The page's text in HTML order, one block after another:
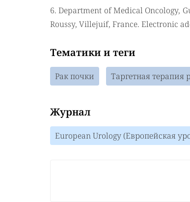
6. Department of Medical Oncology,
Roussy, Villejuif, France. Electronic
Тематики и теги
Рак почки Таргетная терапия
Журнал
European Urology (Европейская